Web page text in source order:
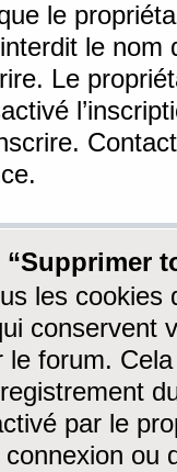
le
le nom
Le
“Supprimer
les cookies
conservent
le forum.
par le
ou